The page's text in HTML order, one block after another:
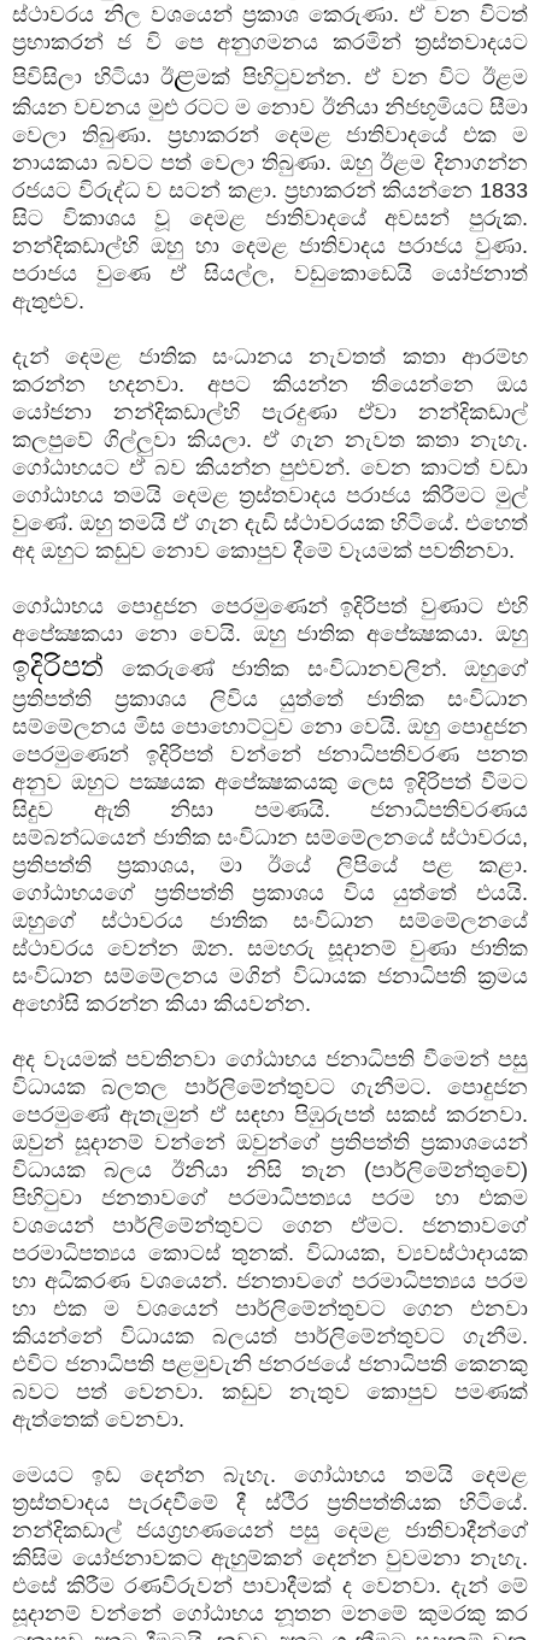
ස්ථාවරය නිල වශයෙන් ප්‍රකාශ කෙරුණා. ඒ වන විටත්
ප්‍රභාකරන් ජ වි පෙ අනුගමනය කරමින් ත්‍රස්තවාදයට
පිවිසිලා හිටියා ඊළමක් පිහිටුවන්න. ඒ වන විට ඊළම
කියන වචනය මුළු රටට ම නොව ඊනියා නිජභූමියට සීමා
වෙලා තිබුණා. ප්‍රභාකරන් දෙමළ ජාතිවාදයේ එක ම
නායකයා බවට පත් වෙලා තිබුණා. ඔහු ඊළම දිනාගන්න
රජයට විරුද්ධ ව සටන් කළා. ප්‍රභාකරන් කියන්නෙ 1833
සිට විකාශය වූ දෙමළ ජාතිවාදයේ අවසන් පුරුක.
නන්දිකඩාල්හි ඔහු හා දෙමළ ජාතිවාදය පරාජය වුණා.
පරාජය වුණෙ ඒ සියල්ල, වඩුකොඩෙයි යෝජනාත්
ඇතුළුව.
දැන් දෙමළ ජාතික සංධානය නැවතත් කතා ආරම්භ
කරන්න හදනවා. අපට කියන්න තියෙන්නෙ ඔය
යෝජනා නන්දිකඩාල්හි පැරදුණා ඒවා නන්දිකඩාල්
කලපුවේ ගිල්ලුවා කියලා. ඒ ගැන නැවත කතා නැහැ.
ගෝඨාභයට ඒ බව කියන්න පුළුවන්. වෙන කාටත් වඩා
ගෝඨාභය තමයි දෙමළ ත්‍රස්තවාදය පරාජය කිරීමට මුල්
වුණේ. ඔහු තමයි ඒ ගැන දැඩි ස්ථාවරයක හිටියේ. එහෙත්
අද ඔහුට කඩුව නොව කොපුව දීමේ වෑයමක් පවතිනවා.
ගෝඨාභය පොදුජන පෙරමුණෙන් ඉදිරිපත් වුණාට එහි
අපේක්‍ෂකයා නො වෙයි. ඔහු ජාතික අපේක්‍ෂකයා. ඔහු
ඉදිරිපත් කෙරුණේ ජාතික සංවිධානවලින්. ඔහුගේ
ප්‍රතිපත්ති ප්‍රකාශය ලිවිය යුත්තේ ජාතික සංවිධාන
සම්මේලනය මිස පොහොට්ටුව නො වෙයි. ඔහු පොදුජන
පෙරමුණෙන් ඉදිරිපත් වන්නේ ජනාධිපතිවරණ පනත
අනුව ඔහුට පක්‍ෂයක අපේක්‍ෂකයකු ලෙස ඉදිරිපත් වීමට
සිදුව ඇති නිසා පමණයි. ජනාධිපතිවරණය
සම්බන්ධයෙන් ජාතික සංවිධාන සම්මේලනයේ ස්ථාවරය,
ප්‍රතිපත්ති ප්‍රකාශය, මා ඊයේ ලිපියේ පළ කළා.
ගෝඨාභයගේ ප්‍රතිපත්ති ප්‍රකාශය විය යුත්තේ එයයි.
ඔහුගේ ස්ථාවරය ජාතික සංවිධාන සම්මේලනයේ
ස්ථාවරය වෙන්න ඕන. සමහරු සූදානම් වුණා ජාතික
සංවිධාන සම්මේලනය මගින් විධායක ජනාධිපති ක්‍රමය
අහෝසි කරන්න කියා කියවන්න.
අද වෑයමක් පවතිනවා ගෝඨාභය ජනාධිපති වීමෙන් පසු
විධායක බලතල පාර්ලිමේන්තුවට ගැනීමට. පොදුජන
පෙරමුණේ ඇතැමුන් ඒ සඳහා පිඹුරුපත් සකස් කරනවා.
ඔවුන් සූදානම් වන්නේ ඔවුන්ගේ ප්‍රතිපත්ති ප්‍රකාශයෙන්
විධායක බලය ඊනියා නිසි තැන (පාර්ලිමේන්තුවේ)
පිහිටුවා ජනතාවගේ පරමාධිපත්‍යය පරම හා එකම
වශයෙන් පාර්ලිමේන්තුවට ගෙන ඒමට. ජනතාවගේ
පරමාධිපත්‍යය කොටස් තුනක්. විධායක, ව්‍යවස්ථාදායක
හා අධිකරණ වශයෙන්. ජනතාවගේ පරමාධිපත්‍යය පරම
හා එක ම වශයෙන් පාර්ලිමේන්තුවට ගෙන එනවා
කියන්නේ විධායක බලයත් පාර්ලිමේන්තුවට ගැනීම.
එවිට ජනාධිපති පළමුවැනි ජනරජයේ ජනාධිපති කෙනකු
බවට පත් වෙනවා. කඩුව නැතුව කොපුව පමණක්
ඇත්තෙක් වෙනවා.
මෙයට ඉඩ දෙන්න බැහැ. ගෝඨාභය තමයි දෙමළ
ත්‍රස්තවාදය පැරදවීමේ දී ස්ථිර ප්‍රතිපත්තියක හිටියේ.
නන්දිකඩාල් ජයග්‍රහණයෙන් පසු දෙමළ ජාතිවාදීන්ගේ
කිසිම යෝජනාවකට ඇහුම්කන් දෙන්න වුවමනා නැහැ.
එසේ කිරීම රණවිරුවන් පාවාදීමක් ද වෙනවා. දැන් මේ
සූදානම් වන්නේ ගෝඨාභය නූතන මනමේ කුමරකු කර